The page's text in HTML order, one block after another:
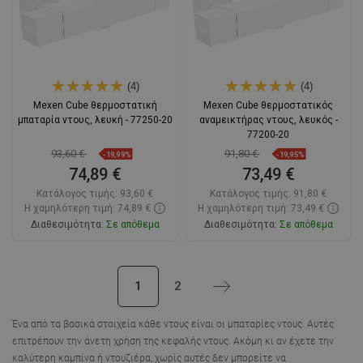
(4)
Mexen Cube θερμοστατική
μπαταρία ντους, λευκή - 77250-20
93,60 € -19,99%
74,89 €
Κατάλογος τιμής: 93,60 €
Η χαμηλότερη τιμή: 74,89 €
Διαθεσιμότητα: Σε απόθεμα
Αγαπημένα
(4)
Mexen Cube θερμοστατικός
αναμεικτήρας ντους, λευκός -
77200-20
91,80 € -19,95%
73,49 €
Κατάλογος τιμής: 91,80 €
Η χαμηλότερη τιμή: 73,49 €
Διαθεσιμότητα: Σε απόθεμα
Σύγκριση
1 2 Επόμενο
Ένα από τα βασικά στοιχεία κάθε ντους είναι οι μπαταρίες ντους. Αυτές
επιτρέπουν την άνετη χρήση της κεφαλής ντους. Ακόμη κι αν έχετε την
καλύτερη καμπίνα ή ντουζιέρα, χωρίς αυτές δεν μπορείτε να